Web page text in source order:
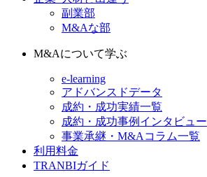
副業部
M&Aな部
M&Aについて学ぶ
e-learning
アドバンスドデータ
成約・成功実績一覧
成約・成功事例インタビュー
事業承継・M&Aコラム一覧
利用料金
TRANBIガイド